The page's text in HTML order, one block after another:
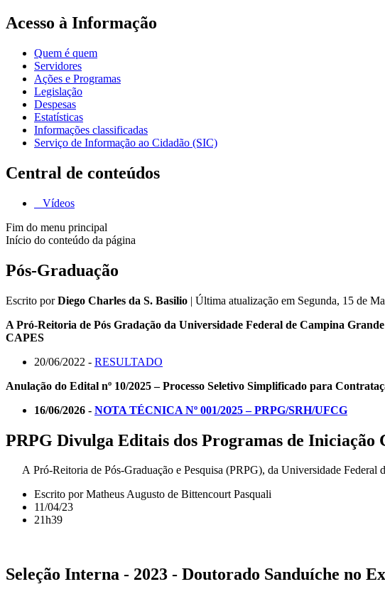
Acesso à Informação
Quem é quem
Servidores
Ações e Programas
Legislação
Despesas
Estatísticas
Informações classificadas
Serviço de Informação ao Cidadão (SIC)
Central de conteúdos
Vídeos
Fim do menu principal
Início do conteúdo da página
Pós-Graduação
Escrito porDiego Charles da S. Basilio | Última atualização em Segunda, 15 de
A Pró-Reitoria de Pós Gradação da Universidade Federal de Campina
CAPES
20/06/2022 - RESULTADO
Anulação do Edital nº 10/2025 – Processo Seletivo Simplificado para
16/06/2026 - NOTA TÉCNICA Nº 001/2025 – PRPG/SRH/UFCG
PRPG Divulga Editais dos Programas de Iniciação
A Pró-Reitoria de Pós-Graduação e Pesquisa (PRPG), da Universidade Federal
Escrito por Matheus Augusto de Bittencourt Pasquali
11/04/23
21h39
Seleção Interna - 2023 - Doutorado Sanduíche no